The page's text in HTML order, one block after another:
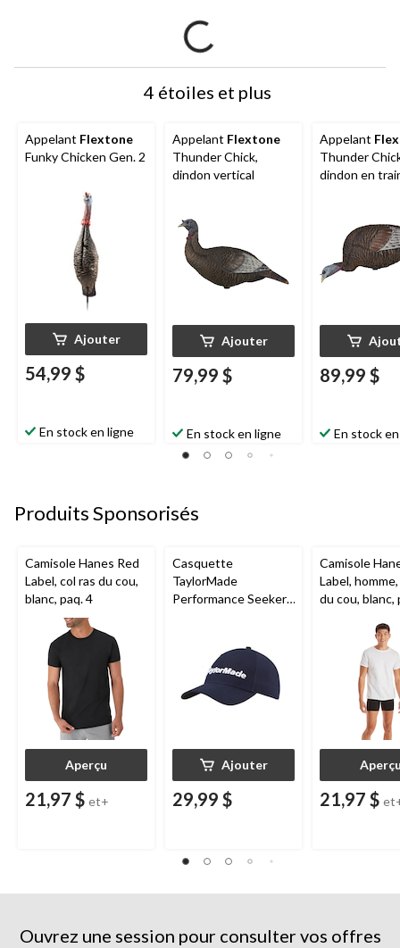
4 étoiles et plus
Appelant Flextone
Funky Chicken Gen. 2
Ajouter
54,99 $
En stock en ligne
Appelant Flextone
Thunder Chick,
dindon vertical
Ajouter
79,99 $
En stock en ligne
Appelant
Thunder
dindon en
89,99 $
En stock
Produits Sponsorisés
Camisole Hanes Red
Label, col ras du cou,
blanc, paq. 4
Aperçu
21,97 $ et+
Casquette
TaylorMade
Performance Seeker,
Ajouter
29,99 $
Camisole
Label,
du cou, blanc,
21,97 $
Ouvrez une session pour consulter vos offres